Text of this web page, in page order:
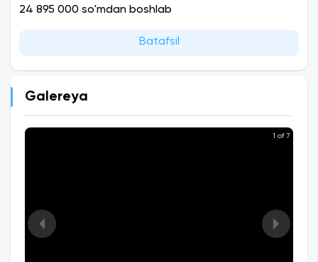
24 895 000 so'mdan boshlab
Batafsil
Galereya
1 of 7